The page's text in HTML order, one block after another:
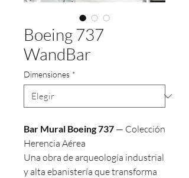
Boeing 737
WandBar
Dimensiones *
Bar Mural Boeing 737 — Colección
Herencia Aérea
Una obra de arqueología industrial
y alta ebanistería que transforma